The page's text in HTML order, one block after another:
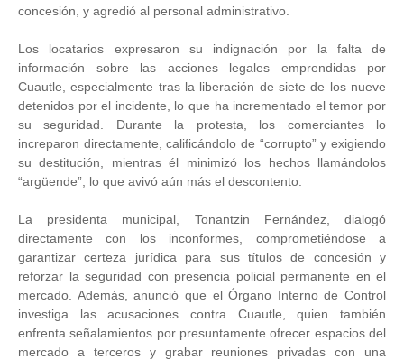
concesión, y agredió al personal administrativo.
Los locatarios expresaron su indignación por la falta de
información sobre las acciones legales emprendidas por
Cuautle, especialmente tras la liberación de siete de los nueve
detenidos por el incidente, lo que ha incrementado el temor por
su seguridad. Durante la protesta, los comerciantes lo
increparon directamente, calificándolo de “corrupto” y exigiendo
su destitución, mientras él minimizó los hechos llamándolos
“argüende”, lo que avivó aún más el descontento.
La presidenta municipal, Tonantzin Fernández, dialogó
directamente con los inconformes, comprometiéndose a
garantizar certeza jurídica para sus títulos de concesión y
reforzar la seguridad con presencia policial permanente en el
mercado. Además, anunció que el Órgano Interno de Control
investiga las acusaciones contra Cuautle, quien también
enfrenta señalamientos por presuntamente ofrecer espacios del
mercado a terceros y grabar reuniones privadas con una